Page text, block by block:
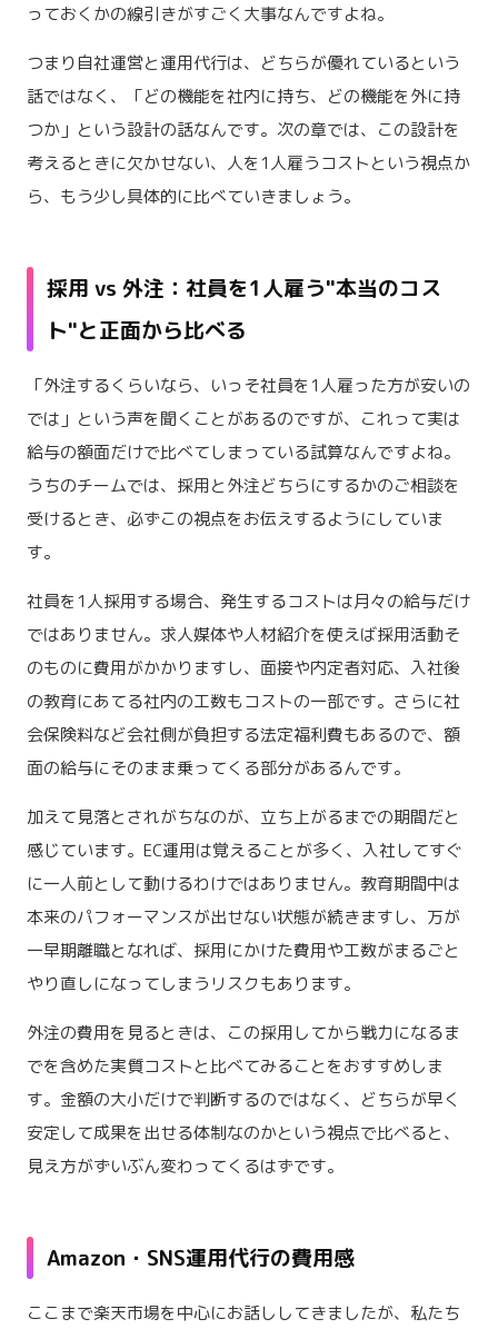
っておくかの線引きがすごく大事なんですよね。
つまり自社運営と運用代行は、どちらが優れているという
話ではなく、「どの機能を社内に持ち、どの機能を外に持
つか」という設計の話なんです。次の章では、この設計を
考えるときに欠かせない、人を1人雇うコストという視点か
ら、もう少し具体的に比べていきましょう。
採用 vs 外注：社員を1人雇う"本当のコス
ト"と正面から比べる
「外注するくらいなら、いっそ社員を1人雇った方が安いの
では」という声を聞くことがあるのですが、これって実は
給与の額面だけで比べてしまっている試算なんですよね。
うちのチームでは、採用と外注どちらにするかのご相談を
受けるとき、必ずこの視点をお伝えするようにしていま
す。
社員を1人採用する場合、発生するコストは月々の給与だけ
ではありません。求人媒体や人材紹介を使えば採用活動そ
のものに費用がかかりますし、面接や内定者対応、入社後
の教育にあてる社内の工数もコストの一部です。さらに社
会保険料など会社側が負担する法定福利費もあるので、額
面の給与にそのまま乗ってくる部分があるんです。
加えて見落とされがちなのが、立ち上がるまでの期間だと
感じています。EC運用は覚えることが多く、入社してすぐ
に一人前として動けるわけではありません。教育期間中は
本来のパフォーマンスが出せない状態が続きますし、万が
一早期離職となれば、採用にかけた費用や工数がまるごと
やり直しになってしまうリスクもあります。
外注の費用を見るときは、この採用してから戦力になるま
でを含めた実質コストと比べてみることをおすすめしま
す。金額の大小だけで判断するのではなく、どちらが早く
安定して成果を出せる体制なのかという視点で比べると、
見え方がずいぶん変わってくるはずです。
Amazon・SNS運用代行の費用感
ここまで楽天市場を中心にお話ししてきましたが、私たち